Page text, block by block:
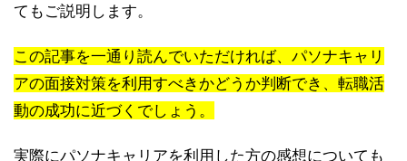
てもご説明します。
この記事を一通り読んでいただければ、パソナキャリ
アの面接対策を利用すべきかどうか判断でき、転職活
動の成功に近づくでしょう。
実際にパソナキャリアを利用した方の感想についても